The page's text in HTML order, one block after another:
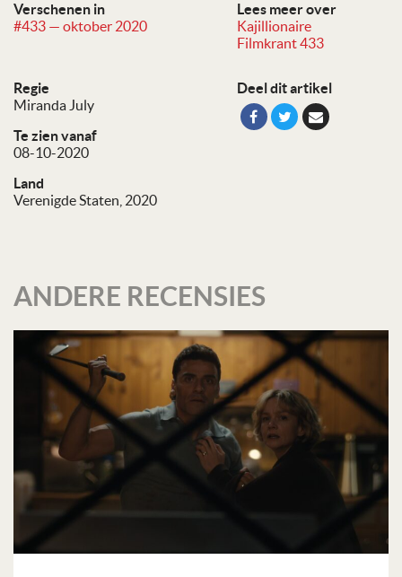
Verschenen in
#433 — oktober 2020
Lees meer over
Kajillionaire
Filmkrant 433
Regie
Miranda July
Te zien vanaf
08-10-2020
Land
Verenigde Staten, 2020
Deel dit artikel
ANDERE RECENSIES